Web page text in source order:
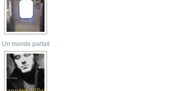
Un monde parfait